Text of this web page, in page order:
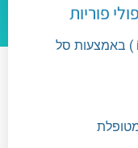
פוריות
מי זכאי לטיפולי פוריות ( ivf ) באמצעות סל